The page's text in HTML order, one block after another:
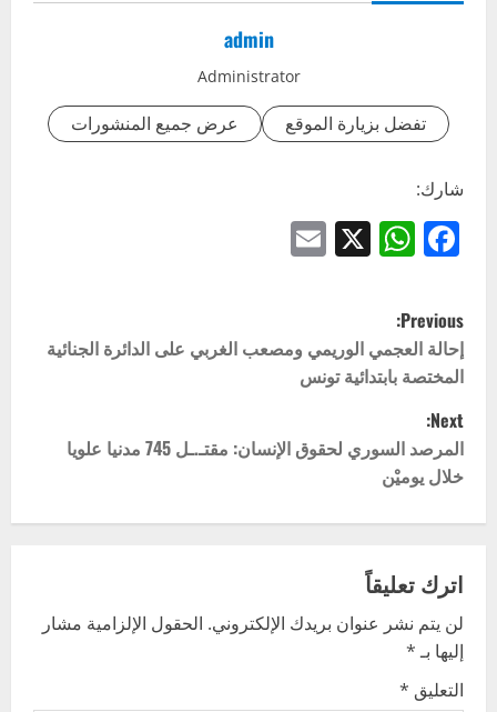
admin
Administrator
تفضل بزيارة الموقع عرض جميع المنشورات
شارك:
Facebook
WhatsApp
X
P
o
s
t
n
v
i
g
Previous:
إحالة العجمي الوريمي ومصعب الغربي على الدائرة الجنائية
المختصة بابتدائية تونس
Next:
المرصد السوري لحقوق الإنسان: مقتـ.ـل 745 مدنيا علويا
خلال يوميْن
اترك تعليقاً
لن يتم نشر عنوان بريدك الإلكتروني. الحقول الإلزامية مشار
إليها بـ*
التعليق *